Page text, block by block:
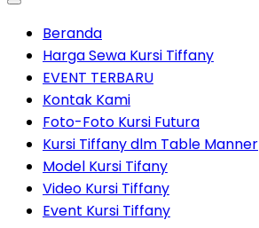
Beranda
Harga Sewa Kursi Tiffany
EVENT TERBARU
Kontak Kami
Foto-Foto Kursi Futura
Kursi Tiffany dlm Table Manner
Model Kursi Tifany
Video Kursi Tiffany
Event Kursi Tiffany